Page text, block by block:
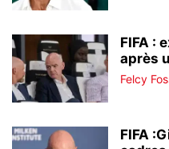
FIFA :
après
Felcy
FIFA